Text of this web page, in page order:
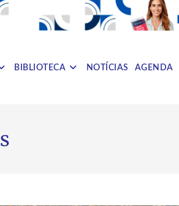
BIBLIOTECA NOTÍCIAS AGENDA